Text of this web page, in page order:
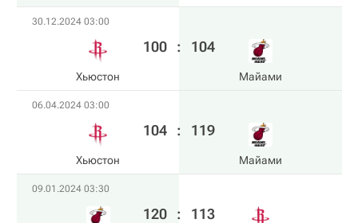
30.12.2024 03:00
Хьюстон
100 : 104
Майами
06.04.2024 03:00
Хьюстон
104 : 119
Майами
09.01.2024 03:30
120 : 113